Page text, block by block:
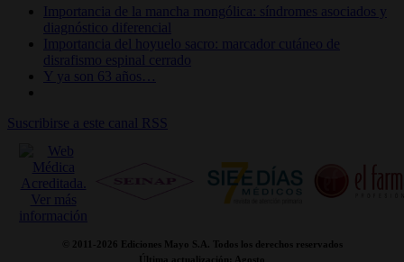
Importancia de la mancha mongólica: síndromes asociados y
diagnóstico diferencial
Importancia del hoyuelo sacro: marcador cutáneo de
disrafismo espinal cerrado
Y ya son 63 años…
Suscribirse a este canal RSS
© 2011- 2026 Ediciones Mayo S.A. Todos los derechos reservados
Última actualización: Agosto